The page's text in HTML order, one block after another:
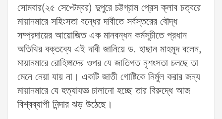
সোমবার(২৫ সেপ্টেম্বর) দুপুরে চট্টগ্রাম প্রেস ক্লাব চত্বরে
মায়ানমারে সহিংসতা বন্ধের দাবীতে সর্বস্তরের বৌদ্ধ
সম্প্রদায়ের আয়োজিত এক মানবন্ধন কর্মসূচীতে প্রধান
অতিথির বক্তব্যে এই দাবী জানিয়ে ড. হাছান মাহমুদ বলেন,
মায়ানমারে রোহিঙ্গাদের ওপর যে জাতিগত নৃশংসতা চলছে তা
মেনে নেয়া যায় না। একটি জাতী গোষ্টিকে নির্মুল করার জন্য
মায়ানমারে যে হত্যাযজ্ঞ চালানো হচ্ছে তার বিরুদ্ধে আজ
বিশ্বব্যাপী নিন্দার ঝড় উঠেছে।